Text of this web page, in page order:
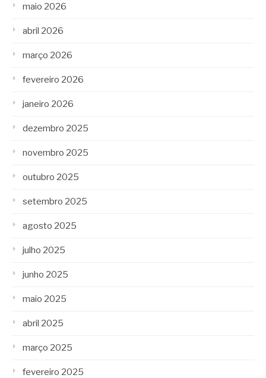
maio 2026
abril 2026
março 2026
fevereiro 2026
janeiro 2026
dezembro 2025
novembro 2025
outubro 2025
setembro 2025
agosto 2025
julho 2025
junho 2025
maio 2025
abril 2025
março 2025
fevereiro 2025